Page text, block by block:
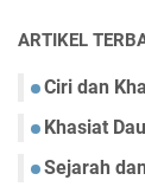
ARTIKEL
Ciri dan
Khasiat
Sejarah